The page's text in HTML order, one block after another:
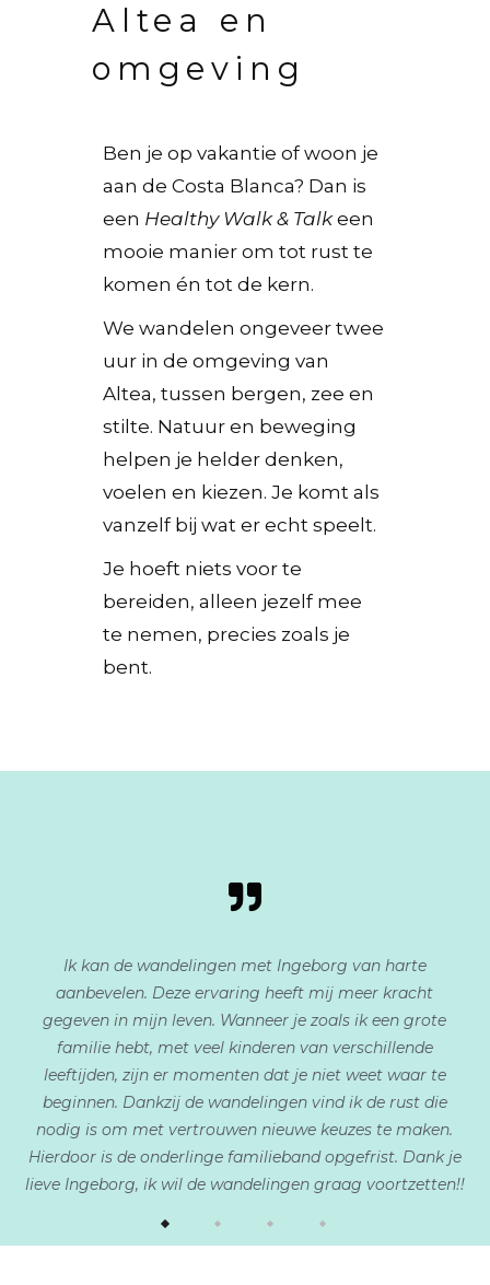
Altea en
omgeving
Ben je op vakantie of woon je
aan de Costa Blanca? Dan is
een Healthy Walk & Talkeen
mooie manier om tot rust te
komen én tot de kern.
We wandelen ongeveer twee
uur in de omgeving van
Altea, tussen bergen, zee en
stilte. Natuur en beweging
helpen je helder denken,
voelen en kiezen. Je komt als
vanzelf bij wat er echt speelt.
Je hoeft niets voor te
bereiden, alleen jezelf mee
te nemen, precies zoals je
bent.
Ik kan de wandelingen met Ingeborg van harte
aanbevelen. Deze ervaring heeft mij meer kracht
gegeven in mijn leven. Wanneer je zoals ik een grote
familie hebt, met veel kinderen van verschillende
leeftijden, zijn er momenten dat je niet weet waar te
beginnen. Dankzij de wandelingen vind ik de rust die
nodig is om met vertrouwen nieuwe keuzes te maken.
Hierdoor is de onderlinge familieband opgefrist. Dank je
lieve Ingeborg, ik wil de wandelingen graag voortzetten!!